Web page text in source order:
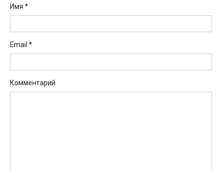
Имя *
Email *
Комментарий